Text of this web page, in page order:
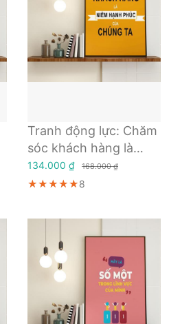
Tranh động lực: Chăm
sóc khách hàng là
niềm hạnh phúc của
chúng ta
134.000 ₫ 168.000 ₫
★★★★★
★★★★★
★★★★★8